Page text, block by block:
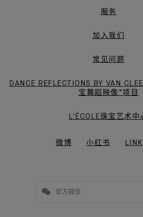
服务
加入我们
常见问题
DANCE REFLECTIONS BY VAN
宝舞蹈映像”项目
L'ÉCOLE珠宝艺术中
微博 小红书
官方微信